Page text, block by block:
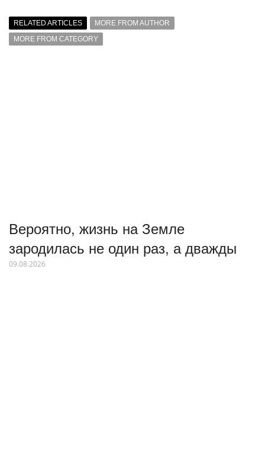
RELATED ARTICLES
MORE FROM AUTHOR
MORE FROM CATEGORY
Вероятно, жизнь на Земле
зародилась не один раз, а дважды
09.08.2026